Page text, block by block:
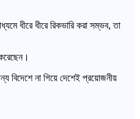
ধীরে ধীরে রিকভারি করা সম্ভব, তা
বিদেশে না গিয়ে দেশেই প্রয়োজনীয়